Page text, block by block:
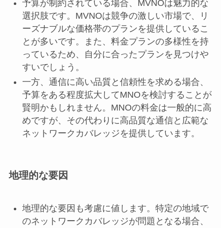
予算が制約されている場合、MVNOは魅力的な
選択肢です。MVNOは競争の激しい市場で、リ
ーズナブルな価格帯のプランを提供しているこ
とが多いです。また、料金プランの多様性を持
っているため、自分に合ったプランを見つけや
すいでしょう。
一方、通信に高い品質と信頼性を求める場合、
予算をある程度拡大してMNOを検討することが
賢明かもしれません。MNOの料金は一般的に高
めですが、その代わりに高品質な通信と広範な
ネットワークカバレッジを提供しています。
地理的な要因
地理的な要因も考慮に値します。特定の地域で
のネットワークカバレッジが問題となる場合、